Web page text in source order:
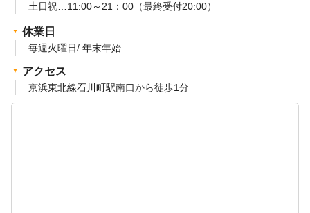
土日祝…11:00～21：00（最終受付20:00）
休業日
毎週火曜日/ 年末年始
アクセス
京浜東北線石川町駅南口から徒歩1分